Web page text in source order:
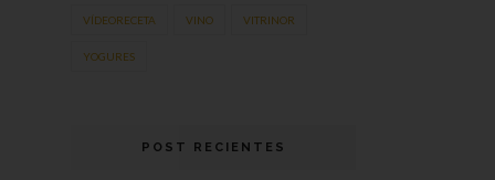
VÍDEORECETA VINO VITRINOR
YOGURES
POST RECIENTES